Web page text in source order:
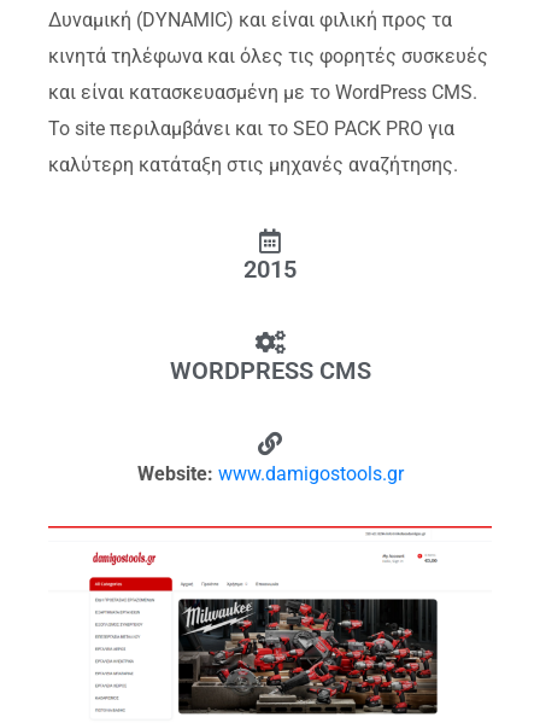
Δυναμική (DYNAMIC) και είναι φιλική προς τα
κινητά τηλέφωνα και όλες τις φορητές συσκευές
και είναι κατασκευασμένη με το WordPress CMS.
Το site περιλαμβάνει και το SEO PACK PRO για
καλύτερη κατάταξη στις μηχανές αναζήτησης.
2015
WORDPRESS CMS
Website: www.damigostools.gr